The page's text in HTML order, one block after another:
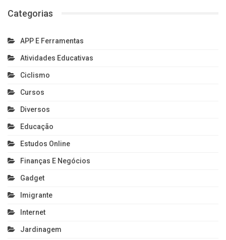
Categorias
APP E Ferramentas
Atividades Educativas
Ciclismo
Cursos
Diversos
Educação
Estudos Online
Finanças E Negócios
Gadget
Imigrante
Internet
Jardinagem